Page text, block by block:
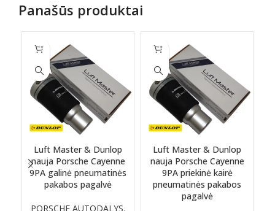
Panašūs produktai
Luft Master & Dunlop
nauja Porsche Cayenne
9PA galinė pneumatinės
pakabos pagalvė
PORSCHE AUTODALYS,
Luft Master & Dunlop
nauja Porsche Cayenne
9PA priekinė kairė
pneumatinės pakabos
pagalvė